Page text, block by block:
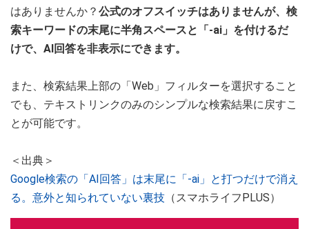
はありませんか？ 公式のオフスイッチはありませんが、検
索キーワードの末尾に半角スペースと「-ai」を付けるだ
けで、AI回答を非表示にできます。
また、検索結果上部の「Web」フィルターを選択すること
でも、テキストリンクのみのシンプルな検索結果に戻すこ
とが可能です。
＜出典＞
Google検索の「AI回答」は末尾に「-ai」と打つだけで消え
る。意外と知られていない裏技 （スマホライフPLUS）